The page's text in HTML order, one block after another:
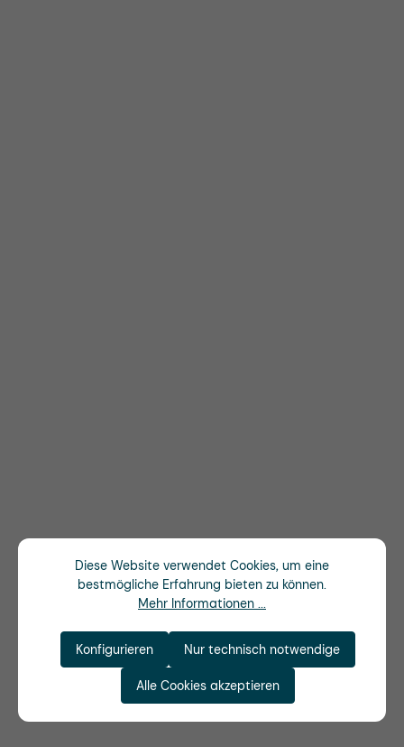
Diese Website verwendet Cookies, um eine
bestmögliche Erfahrung bieten zu können.
Mehr Informationen ...
Nur technisch notwendige
Konfigurieren
Alle Cookies akzeptieren